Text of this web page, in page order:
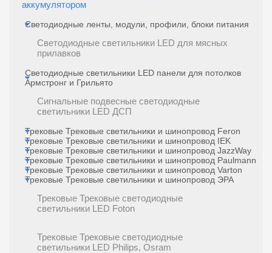
аккумулятором
Светодиодные ленты, модули, профили, блоки питания
Светодиодные светильники LED для мясных
прилавков
Светодиодные светильники LED панели для потолков
Армстронг и Грильято
Сигнальные подвесные светодиодные
светильники LED ДСП
Трековые Трековые светильники и шинопровод Feron
Трековые Трековые светильники и шинопровод IEK
Трековые Трековые светильники и шинопровод JazzWay
Трековые Трековые светильники и шинопровод Paulmann
Трековые Трековые светильники и шинопровод Varton
Трековые Трековые светильники и шинопровод ЭРА
Трековые Трековые светодиодные
светильники LED Foton
Трековые Трековые светодиодные
светильники LED Philips, Osram